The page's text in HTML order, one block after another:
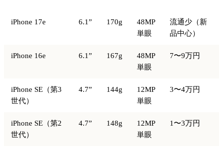
iPhone 17e 6.1” 170g
48MP
単眼
流通少（新
品中心）
iPhone 16e 6.1” 167g
48MP
単眼
7〜9万円
iPhone SE（第3
世代）
4.7” 144g
12MP
単眼
3〜4万円
iPhone SE（第2
世代）
4.7” 148g
12MP
単眼
1〜3万円